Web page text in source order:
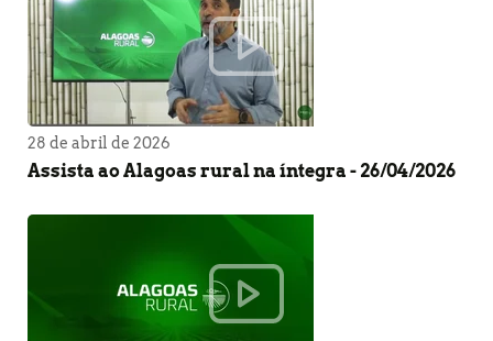
28 de abril de 2026
Assista ao Alagoas rural na íntegra - 26/04/2026